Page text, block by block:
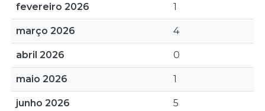
fevereiro 2026 1
março 2026 4
abril 2026 0
maio 2026 1
junho 2026 5